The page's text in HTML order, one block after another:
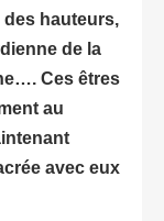
hauteurs,
de la
Ces êtres
au
avec eux